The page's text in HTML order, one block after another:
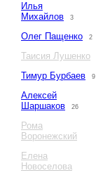
Илья
Михайлов
3
Олег Пащенко 2
Таисия Лушенко
Тимур Бурбаев
9
Алексей
Шаршаков
26
Рома
Воронежский
Елена
Новоселова